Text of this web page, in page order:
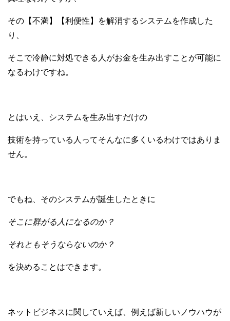
その【不満】【利便性】を解消する システムを作成した
り、
そこで冷静に対処できる人がお金を生み出すことが可能に
なるわけですね。
とはいえ、システムを生み出すだけの
技術を持っている人ってそんなに多くいるわけではありま
せん。
でもね、そのシステムが誕生したときに
そこに群がる人になるのか？
それともそうならないのか？
を決めることはできます。
ネットビジネスに関していえば、 例えば新しいノウハウが